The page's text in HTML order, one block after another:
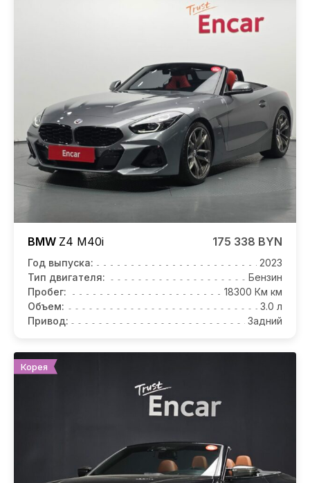
BMW Z4 M40i 175 338 BYN
Год выпуска:
2023
Тип двигателя:
Бензин
Пробег:
18300 Км км
Объем:
3.0 л
Привод:
Задний
Корея